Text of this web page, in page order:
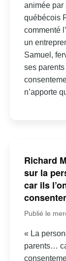
animée par
québécois
commenté
un
Samuel,
ses
n’apporte
Richard
sur la
car ils
Publié le
« La
parents…